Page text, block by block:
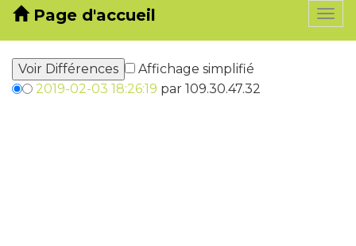
Page d'accueil
Affichage simplifié
2019-02-03 18:26:19 par 109.30.47.32